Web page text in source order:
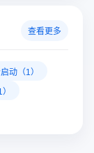
查看更多
动（1）